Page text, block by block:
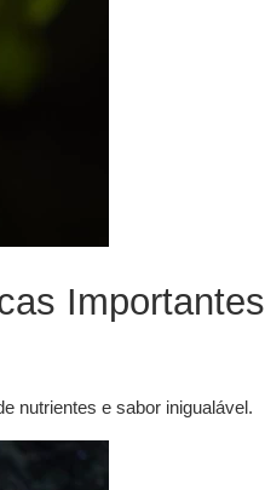
Importantes
nutrientes e sabor inigualável.